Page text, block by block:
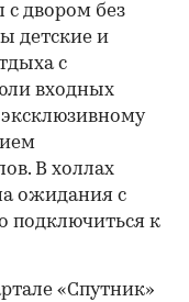
с двором без
детские и
с
входных
В холлах
ожидания с
подключиться к
«Спутник»